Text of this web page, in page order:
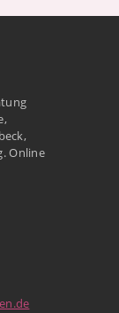
Online